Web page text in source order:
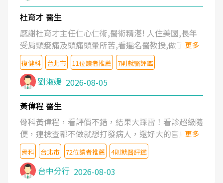
杜育才 醫生
感謝杜育才主任仁心仁術,醫術精湛! 人住美國,長年
受肩頸痠痛及頭痛頭暈所苦,看遍名醫教授,做了各種
檢查,也嘗試過西醫打針,中醫針灸及物理徒手治療都
沒有用,後來連吃到嗎啡類止痛藥都效果有限,只是壓
症狀,沒多久就痛起來,多年失眠嚴重影響生活品質.
台灣親友介紹忠孝醫院杜育才主任是頸頭症候群專
家,上網搜尋杜主任相關文章新聞跟網路評價之後,下
定決心飛回台北找杜醫師診治. 杜主任的乾針跟增生
治療真的很厲害,第一次乾針就覺得整個肩頸鬆開,回
家特別好睡,經過幾次治療,長年頑疾已經好了大半,杜
主任除了打針超厲害,還會一直交代要改善姿勢跟好
好做運動,看診態度親切溫暖,真的是不可多得的良醫,
大力推荐!
更多
復健科 台北市 11位讀者推薦 7則就醫評鑑
劉淑媛 2026-08-05
黃偉程 醫生
骨科黃偉程，看評價不錯，結果大踩雷！看診超級隨
便，連檢查都不做就想打發病人，還好大的官威 ...
想詢問病情還被陰陽怪氣嘲諷一番。可能好評帶來的
大頭症，變得自負不尊重病人。醫術也不行，畢竟連
檢查都懶得做，治療會有用才怪。大家避雷吧！
更多
骨科 台北市 72位讀者推薦 4則就醫評鑑
台中分行 2026-08-03